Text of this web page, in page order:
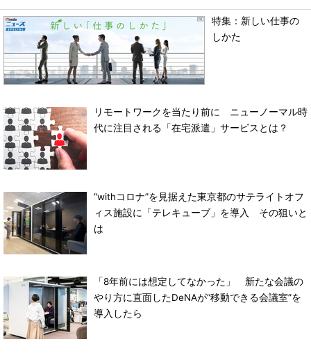
特集：新しい仕事の
しかた
リモートワークを当たり前に ニューノーマル時
代に注目される「在宅派遣」サービスとは？
“withコロナ”を見据えた東京都のサテライトオフ
ィス施設に「テレキューブ」を導入 その狙いと
は
「8年前には想定してなかった」 新たな会議の
やり方に直面したDeNAが“移動できる会議室”を
導入したら